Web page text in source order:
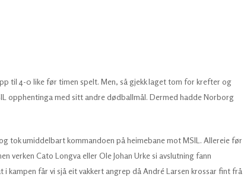
til 4-0 like før timen spelt. Men, så gjekk laget tom for krefter og
opphentinga med sitt andre dødballmål. Dermed hadde Norborg
tok umiddelbart kommandoen på heimebane mot MSIL. Allereie før
verken Cato Longva eller Ole Johan Urke si avslutning fann
kampen får vi sjå eit vakkert angrep då André Larsen krossar fint frå